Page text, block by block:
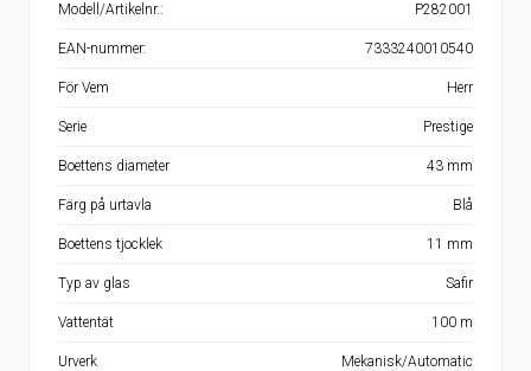
Modell/Artikelnr.: P282001
EAN-nummer: 7333240010540
För Vem Herr
Serie Prestige
Boettens diameter 43 mm
Färg på urtavla Blå
Boettens tjocklek 11 mm
Typ av glas Safir
Vattentät 100 m
Urverk Mekanisk/Automatic